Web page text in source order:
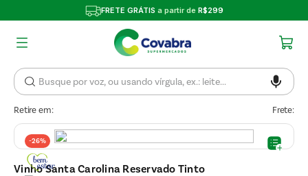
FRETE GRÁTIS a partir de R$299
Retire em: Frete:
-26%
Vinho Santa Carolina Reservado Tinto